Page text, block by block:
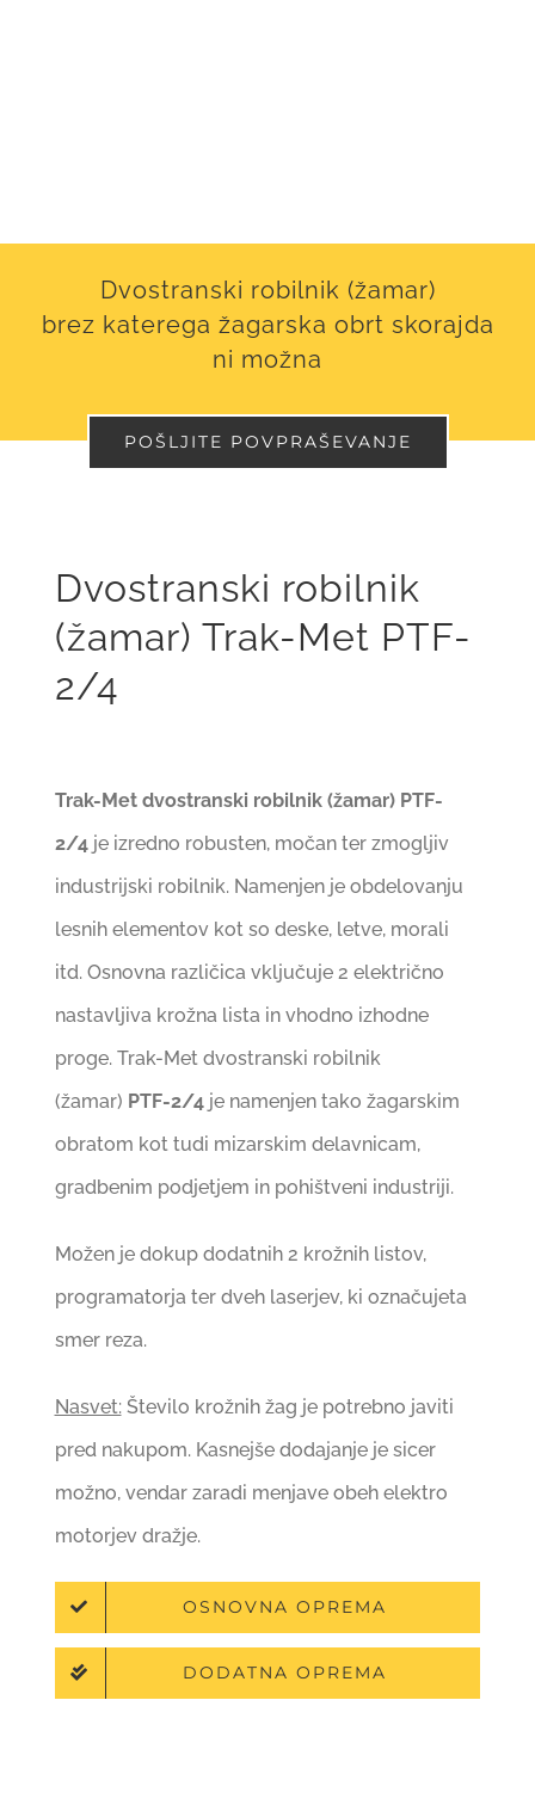
Dvostranski robilnik (žamar)
brez katerega žagarska obrt skorajda
ni možna
POŠLJITE POVPRAŠEVANJE
Dvostranski robilnik
(žamar) Trak-Met PTF-
2/4
Trak-Met dvostranski robilnik (žamar) PTF-
2/4 je izredno robusten, močan ter zmogljiv
industrijski robilnik. Namenjen je obdelovanju
lesnih elementov kot so deske, letve, morali
itd. Osnovna različica vključuje 2 električno
nastavljiva krožna lista in vhodno izhodne
proge. Trak-Met dvostranski robilnik
(žamar) PTF-2/4je namenjen tako žagarskim
obratom kot tudi mizarskim delavnicam,
gradbenim podjetjem in pohištveni industriji.
Možen je dokup dodatnih 2 krožnih listov,
programatorja ter dveh laserjev, ki označujeta
smer reza.
Nasvet:Število krožnih žag je potrebno javiti
pred nakupom. Kasnejše dodajanje je sicer
možno, vendar zaradi menjave obeh elektro
motorjev dražje.
OSNOVNA OPREMA
DODATNA OPREMA